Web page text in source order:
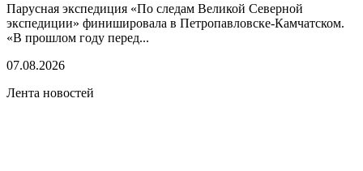
Парусная экспедиция «По следам Великой Северной
экспедиции» финишировала в Петропавловске-Камчатском.
«В прошлом году перед...
07.08.2026
Лента новостей